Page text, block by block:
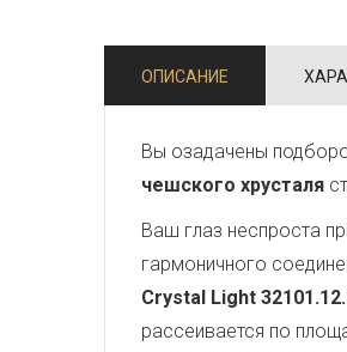
ОПИСАНИЕ
Вы озадачены
чешского хрусталя
Ваш глаз неспроста
гармоничного
Crystal Light
рассеивается по